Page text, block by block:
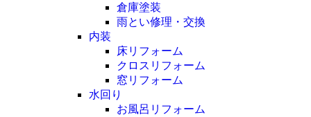
倉庫塗装
雨とい修理・交換
内装
床リフォーム
クロスリフォーム
窓リフォーム
水回り
お風呂リフォーム